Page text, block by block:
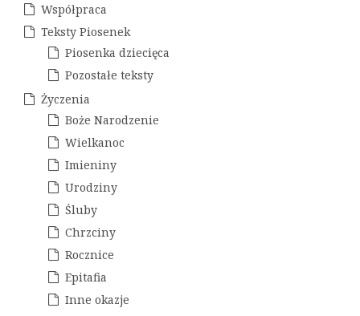
Współpraca
Teksty Piosenek
Piosenka dziecięca
Pozostałe teksty
Życzenia
Boże Narodzenie
Wielkanoc
Imieniny
Urodziny
Śluby
Chrzciny
Rocznice
Epitafia
Inne okazje